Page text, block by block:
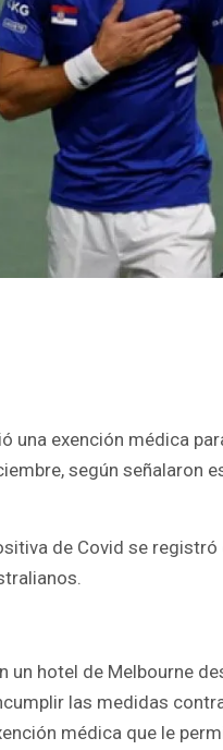
una exención médica
según señalaron
de Covid se
un hotel de Melbourne
las medidas
médica que le